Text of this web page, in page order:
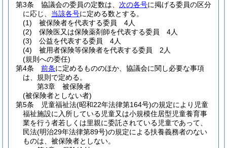
第3条
協議会の委員の定数は、 次の各号に掲げる委員の区分
に応じ、 当該各号に定める数とする。
(1)
被保険者を代表する委員 4人
(2)
保険医又は保険薬剤師を代表する委員 4人
(3)
公益を代表する委員 4人
(4)
被用者保険等保険者を代表する委員 2人
(規則への委任)
第4条
前条に定めるもののほか、協議会に関し必要な事項
は、規則で定める。
第3章
被保険者
(被保険者としない者)
第5条
児童福祉法(昭和22年法律第164号)の規定により児童
福祉施設に入所している児童又は小規模住居型児童養育事
業を行う者若しくは里親に委託されている児童であって、
民法(明治29年法律第89号)の規定による扶養義務者のない
ものは、被保険者としない。